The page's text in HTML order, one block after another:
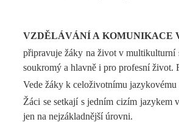
VZDĚLÁVÁNÍ A KOMUNIKACE
připravuje žáky na život v multikulturní
soukromý a hlavně i pro profesní život.
Vede žáky k celoživotnímu
Žáci se setkají s jedním cizím
jen na nejzákladnější úrovni.